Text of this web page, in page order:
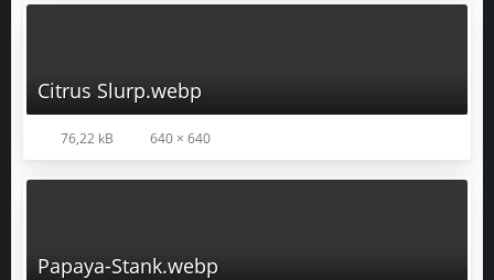
Citrus Slurp.webp
76,22 kB 640 × 640
Papaya-Stank.webp